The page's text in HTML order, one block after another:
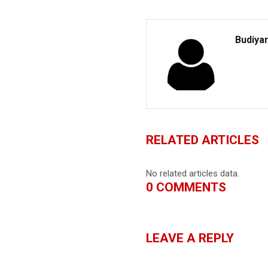
RELATED ARTICLES
No related articles data.
0 COMMENTS
LEAVE A REPLY